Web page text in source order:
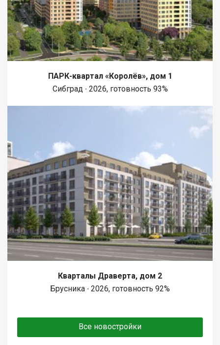
ПАРК-квартал «Королёв», дом 1
Сибград ∙ 2026, готовность 93%
Кварталы Драверта, дом 2
Брусника ∙ 2026, готовность 92%
Все новостройки